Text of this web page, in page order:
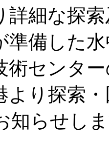
細な探
準備した
術センタ
より探索
知らせし